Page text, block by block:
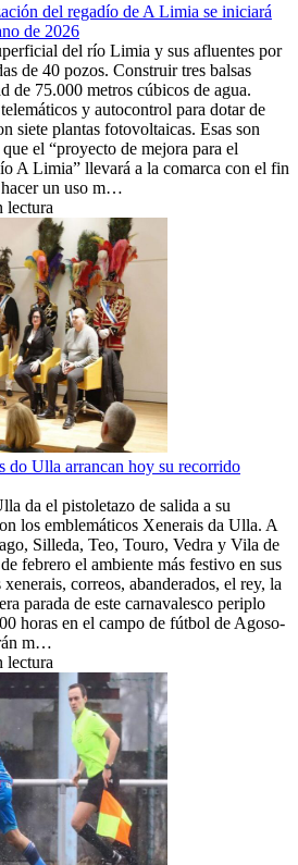
del regadío de A Limia se iniciará
de 2026
del río Limia y sus afluentes por
de 40 pozos. Construir tres balsas
de 75.000 metros cúbicos de agua.
y autocontrol para dotar de
siete plantas fotovoltaicas. Esas son
el “proyecto de mejora para el
A Limia” llevará a la comarca con el fin
un uso m…
lectura
do Ulla arrancan hoy su recorrido
da el pistoletazo de salida a su
los emblemáticos Xenerais da Ulla. A
Silleda, Teo, Touro, Vedra y Vila de
febrero el ambiente más festivo en sus
correos, abanderados, el rey, la
parada de este carnavalesco periplo
horas en el campo de fútbol de Agoso-
m…
lectura